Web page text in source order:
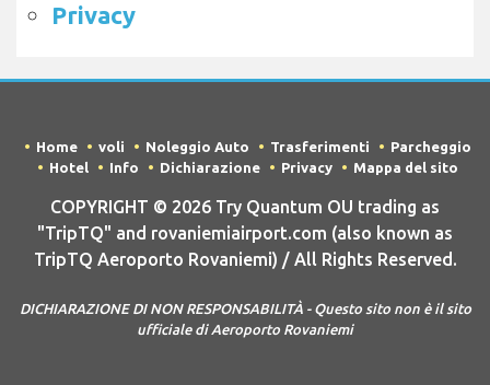
Privacy
Home voli Noleggio Auto Trasferimenti
Parcheggio
Hotel
Info Dichiarazione Privacy Mappa del sito
COPYRIGHT © 2026 Try Quantum OU trading as
"TripTQ" and rovaniemiairport.com (also known as
TripTQ Aeroporto Rovaniemi) / All Rights Reserved.
DICHIARAZIONE DI NON RESPONSABILITÀ - Questo sito non è il sito
ufficiale di Aeroporto Rovaniemi